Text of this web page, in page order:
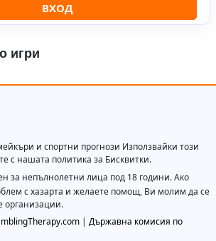
ВХОД
игри
и спортни прогнози Използвайки този
с нашата политика за Бисквитки.
за непълнолетни лица под 18 години. Ако
с хазарта и желаете помощ, Ви молим да се
организации.
| Държавна комисия по